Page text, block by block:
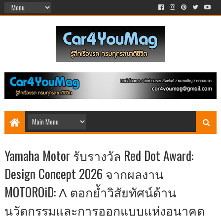
Yamaha Motor รับรางวัล Red Dot Award:
Design Concept 2026 จากผลงาน
MOTOROiD: Λ ตอกย้ำวิสัยทัศน์ด้าน
นวัตกรรมและการออกแบบแห่งอนาคต